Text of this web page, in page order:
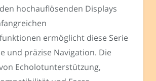
hochauflösenden Displays
ermöglicht diese Serie
und präzise Navigation. Die
Echolotunterstützung,